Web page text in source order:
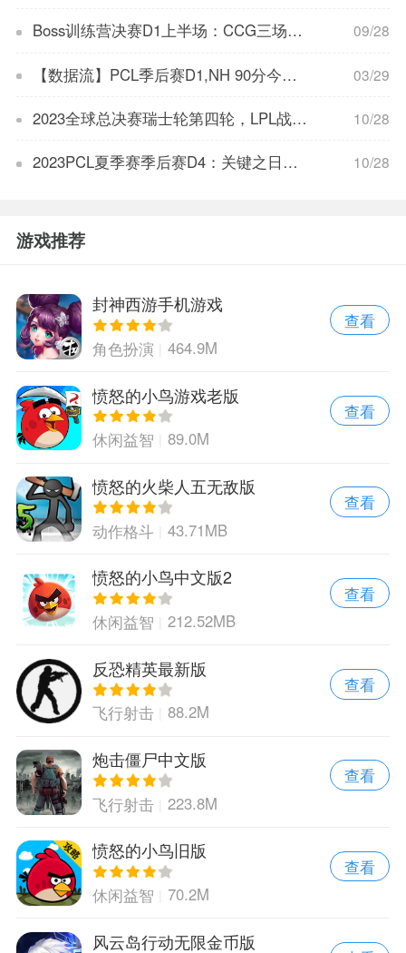
Boss训练营决赛D1上半场：CCG三场两鸡暂时领先，DDT三场三分 09/28
【数据流】PCL季后赛D1,NH 90分今日第一，XuanZi战神20淘汰 03/29
2023全球总决赛瑞士轮第四轮，LPL战队今日赛程预告：LPL战队将在瑞士轮第四轮迎战强敌，精彩对决即将上演！ 10/28
2023PCL夏季赛季后赛D4：关键之日，谁能扭转乾坤？解析与预测 10/28
游戏推荐
封神西游手机游戏
角色扮演 464.9M
查看
愤怒的小鸟游戏老版
休闲益智 89.0M
查看
愤怒的火柴人五无敌版
动作格斗 43.71MB
查看
愤怒的小鸟中文版2
休闲益智 212.52MB
查看
反恐精英最新版
飞行射击 88.2M
查看
炮击僵尸中文版
飞行射击 223.8M
查看
愤怒的小鸟旧版
休闲益智 70.2M
查看
风云岛行动无限金币版